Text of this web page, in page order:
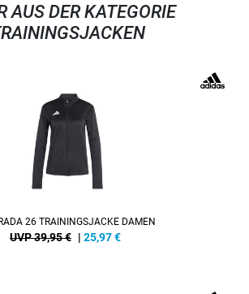
AUS DER KATEGORIE
26 TRAININGSJACKE DAMEN
UVP 39,95 € | 25,97€